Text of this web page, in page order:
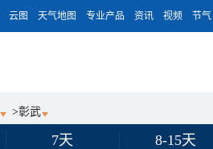
云图 天气地图 专业产品 资讯 视频 节气
>彰武
7天 8-15天